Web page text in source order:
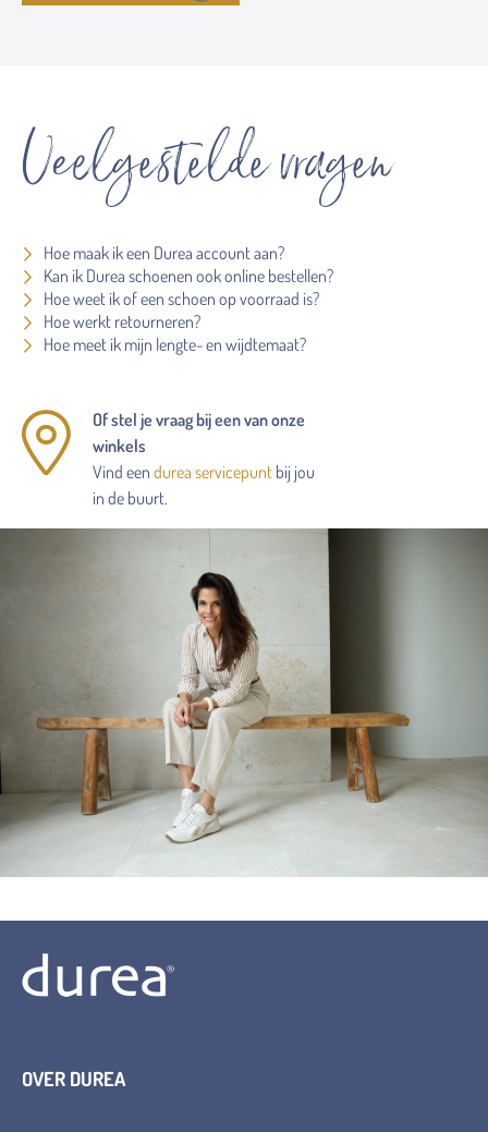
Veelgestelde vragen
Hoe maak ik een Durea account aan?
Kan ik Durea schoenen ook online bestellen?
Hoe weet ik of een schoen op voorraad is?
Hoe werkt retourneren?
Hoe meet ik mijn lengte- en wijdtemaat?
Of stel je vraag bij een van onze
winkels
Vind een durea servicepunt bij jou
in de buurt.
OVER DUREA